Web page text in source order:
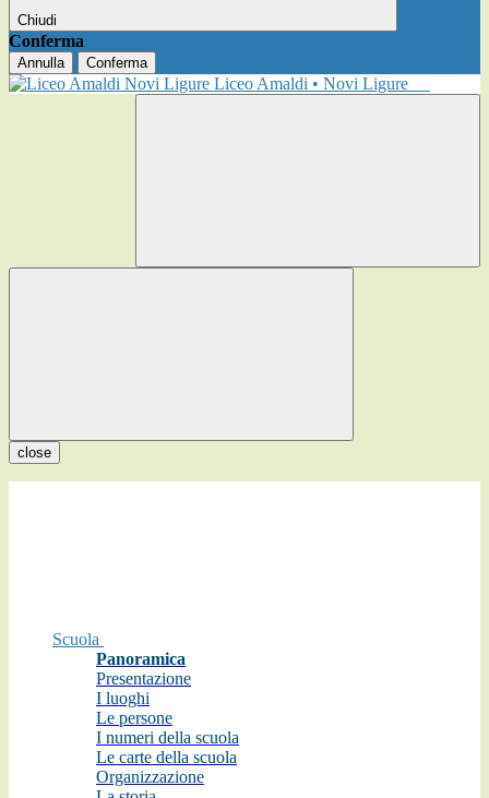
Chiudi
Conferma
Annulla Conferma
Liceo Amaldi • Novi Ligure
close
Scuola
Panoramica
Presentazione
I luoghi
Le persone
I numeri della scuola
Le carte della scuola
Organizzazione